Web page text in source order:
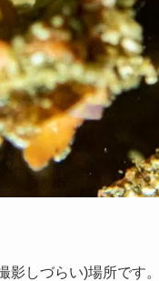
影しづらい)場所です